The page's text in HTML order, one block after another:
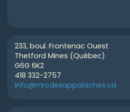
233, boul. Frontenac Ouest
Thetford Mines (Québec)
G6G 6K2
418 332-2757
info@mrcdesappalaches.ca